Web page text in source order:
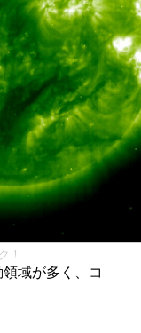
！
域が多く、コ